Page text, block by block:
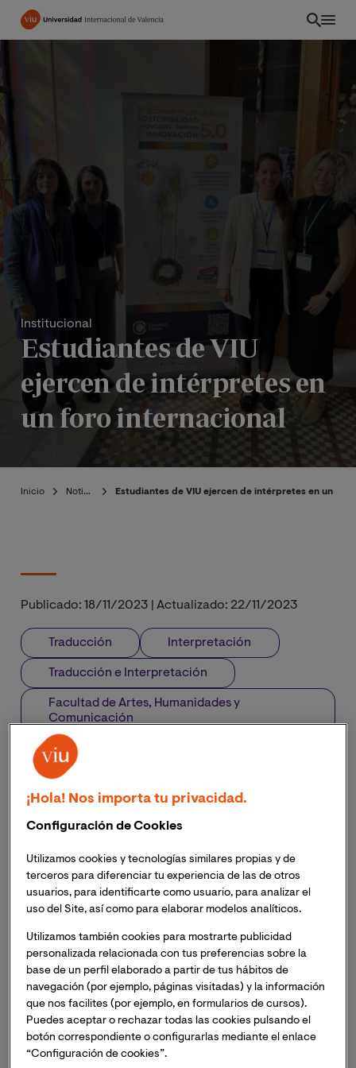
Pasar
Institucional
Estudiantes de VIU
ejercen de intérpretes en
un foro internacional
Inicio Noticias Estudiantes de VIU ejercen de intérpretes en un
Publicado: 18/11/2023 Actualizado: 22/11/2023
Traducción Interpretación
Traducción e Interpretación
Facultad de Artes, Humanidades y
Comunicación
Los estudiantes, del Pregrado en Traducción e
Interpretación de la Universidad, han podido
Internacional ‘Sostenibilidad e Innovación:
Ciudades y Turismo 5.0’
Han realizado labores de interpretación susurrada
o chuchotage y de interpretación de enlace,
funcionamiento del evento
El pasado 9 y 10 de noviembre se celebró en el Palacio
de la Exposición de Valencia el III Foro Internacional
‘Sostenibilidad e Innovación: Ciudades y Turismo 5.0’
organizado por la plataforma internacional
ConnectClean en colaboración con el Ayuntamiento
¡Hola! Nos importa tu privacidad.
Configuración de Cookies
Utilizamos cookies y tecnologías similares propias y de
terceros para diferenciar tu experiencia de las de otros
usuarios, para identificarte como usuario, para analizar el
uso del Site, así como para elaborar modelos analíticos.
Utilizamos también cookies para mostrarte publicidad
personalizada relacionada con tus preferencias sobre la
base de un perfil elaborado a partir de tus hábitos de
navegación (por ejemplo, páginas visitadas) y la información
que nos facilites (por ejemplo, en formularios de cursos).
Puedes aceptar o rechazar todas las cookies pulsando el
botón correspondiente o configurarlas mediante el enlace
“Configuración de cookies”.